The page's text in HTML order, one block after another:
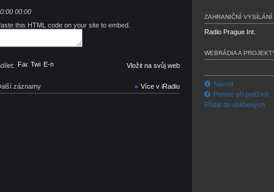
00:00
this HTML code on your site to embed.
Facebook
TwitterE-mail Vložit na svůj web
záznamy Více v iRadiu
ZAHRANIČNÍ VYSÍLÁNÍ
Radio Prague Int.
WEBRÁDIA A
Návod
Pomoc při potížích
Přidat do oblíbených